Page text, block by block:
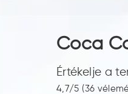
Coca
Értékelje a
4,7/5 (36